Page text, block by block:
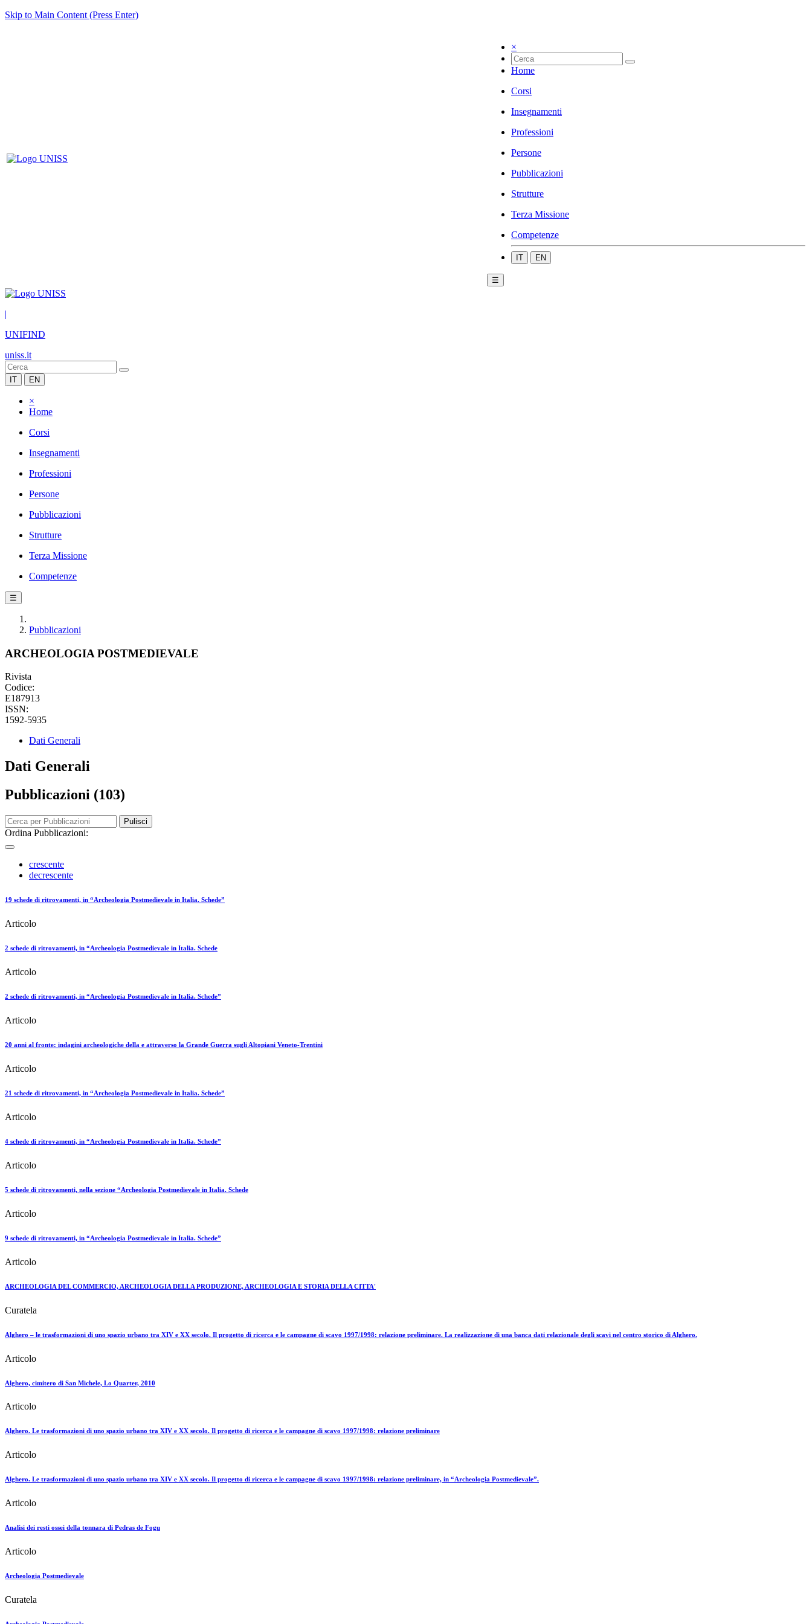
Skip to Main Content (Press Enter)
×
Home
Corsi
Insegnamenti
Professioni
Persone
Pubblicazioni
Strutture
Terza Missione
Competenze
IT EN
☰
|
UNIFIND
uniss.it
IT EN
×
Home
Corsi
Insegnamenti
Professioni
Persone
Pubblicazioni
Strutture
Terza Missione
Competenze
☰
Pubblicazioni
ARCHEOLOGIA POSTMEDIEVALE
Rivista
Codice:
E187913
ISSN:
1592-5935
Dati Generali
Dati Generali
Pubblicazioni (103)
Pulisci
Ordina Pubblicazioni:
crescente
decrescente
19 schede di ritrovamenti, in “Archeologia Postmedievale in Italia. Schede”
Articolo
2 schede di ritrovamenti, in “Archeologia Postmedievale in Italia. Schede
Articolo
2 schede di ritrovamenti, in “Archeologia Postmedievale in Italia. Schede”
Articolo
20 anni al fronte: indagini archeologiche della e attraverso la Grande Guerra sugli Altopiani Veneto-Trentini
Articolo
21 schede di ritrovamenti, in “Archeologia Postmedievale in Italia. Schede”
Articolo
4 schede di ritrovamenti, in “Archeologia Postmedievale in Italia. Schede”
Articolo
5 schede di ritrovamenti, nella sezione “Archeologia Postmedievale in Italia. Schede
Articolo
9 schede di ritrovamenti, in “Archeologia Postmedievale in Italia. Schede”
Articolo
ARCHEOLOGIA DEL COMMERCIO, ARCHEOLOGIA DELLA PRODUZIONE, ARCHEOLOGIA E STORIA DELLA CITTA'
Curatela
Alghero – le trasformazioni di uno spazio urbano tra XIV e XX secolo. Il progetto di ricerca e le campagne di scavo 1997/1998: relazione preliminare. La realizzazione di una banca dati relazionale degli scavi nel centro storico di Alghero.
Articolo
Alghero, cimitero di San Michele, Lo Quarter, 2010
Articolo
Alghero. Le trasformazioni di uno spazio urbano tra XIV e XX secolo. Il progetto di ricerca e le campagne di scavo 1997/1998: relazione preliminare
Articolo
Alghero. Le trasformazioni di uno spazio urbano tra XIV e XX secolo. Il progetto di ricerca e le campagne di scavo 1997/1998: relazione preliminare, in “Archeologia Postmedievale”.
Articolo
Analisi dei resti ossei della tonnara di Pedras de Fogu
Articolo
Archeologia Postmedievale
Curatela